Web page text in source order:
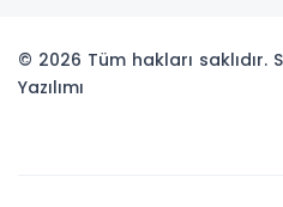
© 2026 Tüm hakları saklıdır.
Yazılımı